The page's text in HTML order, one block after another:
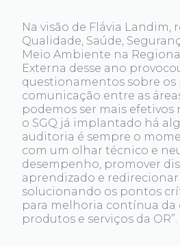
Na visão de Flávia Landim,
Qualidade, Saúde,
Meio Ambiente na
Externa desse ano
questionamentos sobre os
comunicação entre as
podemos ser mais efetivos
o SGQ já implantado há
auditoria é sempre o
com um olhar técnico e
desempenho, promover
aprendizado e redirecionar
solucionando os pontos
para melhoria contínua da
produtos e serviços da OR”.